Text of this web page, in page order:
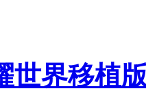
世界移植